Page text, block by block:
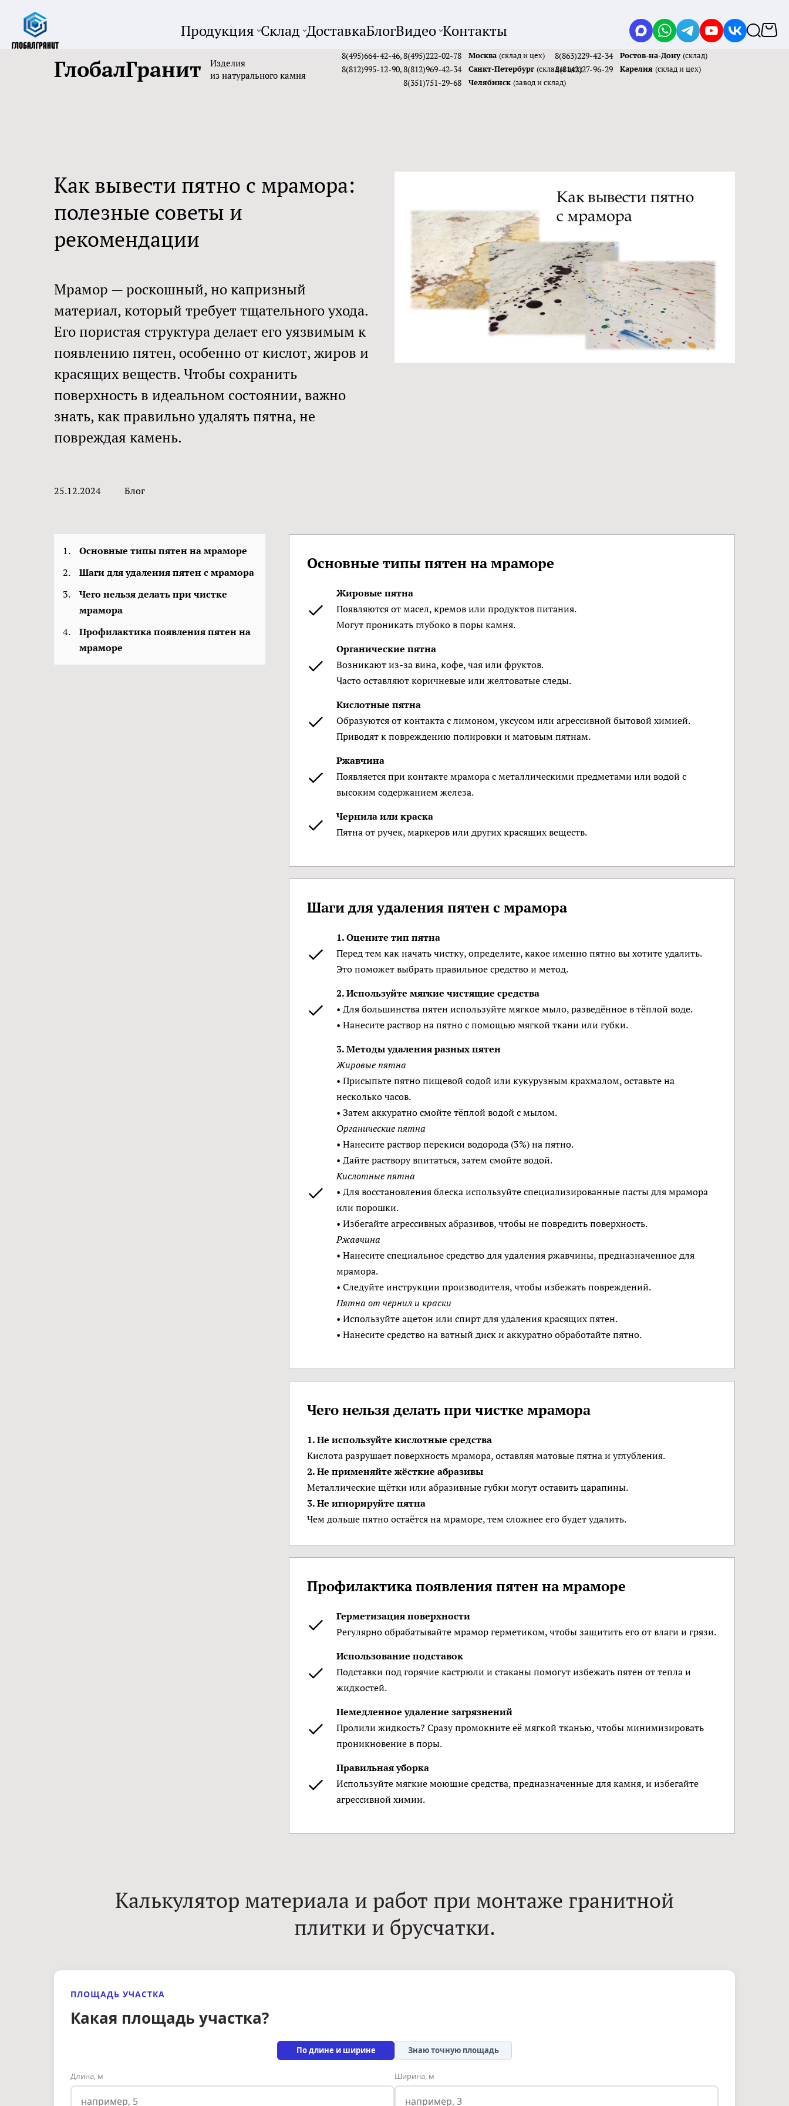
Продукция Склад ДоставкаБлогВидео Контакты
ГлобалГранит
Изделия
из натурального камня
8(495)664-42-46,8(495)222-02-78 Москва (склад и цех)
8(812)995-12-90,8(812)969-42-34 Санкт-Петербург (склад и цех)
8(351)751-29-68 Челябинск (завод и склад)
8(863)229-42-34 Ростов-на-Дону (склад)
8(8142)27-96-29 Карелия (склад и цех)
Как вывести пятно с мрамора:
полезные советы и
рекомендации
Мрамор — роскошный, но капризный
материал, который требует тщательного ухода.
Его пористая структура делает его уязвимым к
появлению пятен, особенно от кислот, жиров и
красящих веществ. Чтобы сохранить
поверхность в идеальном состоянии, важно
знать, как правильно удалять пятна, не
повреждая камень.
25.12.2024 Блог
1.
Основные типы пятен на мраморе
2.
Шаги для удаления пятен с мрамора
3.
Чего нельзя делать при чистке
мрамора
4.
Профилактика появления пятен на
мраморе
Основные типы пятен на мраморе
Жировые пятна
Появляются от масел, кремов или продуктов питания.
Могут проникать глубоко в поры камня.
Органические пятна
Возникают из-за вина, кофе, чая или фруктов.
Часто оставляют коричневые или желтоватые следы.
Кислотные пятна
Образуются от контакта с лимоном, уксусом или агрессивной бытовой химией.
Приводят к повреждению полировки и матовым пятнам.
Ржавчина
Появляется при контакте мрамора с металлическими предметами или водой с
высоким содержанием железа.
Чернила или краска
Пятна от ручек, маркеров или других красящих веществ.
Шаги для удаления пятен с мрамора
1. Оцените тип пятна
Перед тем как начать чистку, определите, какое именно пятно вы хотите удалить.
Это поможет выбрать правильное средство и метод.
2. Используйте мягкие чистящие средства
• Для большинства пятен используйте мягкое мыло, разведённое в тёплой воде.
• Нанесите раствор на пятно с помощью мягкой ткани или губки.
3. Методы удаления разных пятен
Жировые пятна
• Присыпьте пятно пищевой содой или кукурузным крахмалом, оставьте на
несколько часов.
• Затем аккуратно смойте тёплой водой с мылом.
Органические пятна
• Нанесите раствор перекиси водорода (3%) на пятно.
• Дайте раствору впитаться, затем смойте водой.
Кислотные пятна
• Для восстановления блеска используйте специализированные пасты для мрамора
или порошки.
• Избегайте агрессивных абразивов, чтобы не повредить поверхность.
Ржавчина
• Нанесите специальное средство для удаления ржавчины, предназначенное для
мрамора.
• Следуйте инструкции производителя, чтобы избежать повреждений.
Пятна от чернил и краски
• Используйте ацетон или спирт для удаления красящих пятен.
• Нанесите средство на ватный диск и аккуратно обработайте пятно.
Чего нельзя делать при чистке мрамора
1. Не используйте кислотные средства
Кислота разрушает поверхность мрамора, оставляя матовые пятна и углубления.
2. Не применяйте жёсткие абразивы
Металлические щётки или абразивные губки могут оставить царапины.
3. Не игнорируйте пятна
Чем дольше пятно остаётся на мраморе, тем сложнее его будет удалить.
Профилактика появления пятен на мраморе
Герметизация поверхности
Регулярно обрабатывайте мрамор герметиком, чтобы защитить его от влаги и грязи.
Использование подставок
Подставки под горячие кастрюли и стаканы помогут избежать пятен от тепла и
жидкостей.
Немедленное удаление загрязнений
Пролили жидкость? Сразу промокните её мягкой тканью, чтобы минимизировать
проникновение в поры.
Правильная уборка
Используйте мягкие моющие средства, предназначенные для камня, и избегайте
агрессивной химии.
Калькулятор материала и работ при монтаже гранитной
плитки и брусчатки.
ПЛОЩАДЬ УЧАСТКА
Какая площадь участка?
По длине и ширине Знаю точную площадь
Длина, м Ширина, м